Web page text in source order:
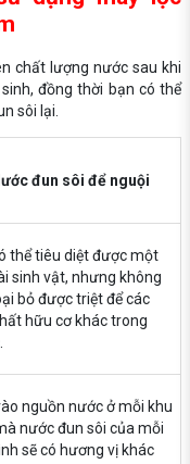
chất lượng nước sau khi
đồng thời bạn có thể
sôi lại.
đun sôi để nguội
thể tiêu diệt được một
sinh vật, nhưng không
bỏ được triệt để các
hữu cơ khác trong
nguồn nước ở mỗi khu
nước đun sôi của mỗi
sẽ có hương vị khác